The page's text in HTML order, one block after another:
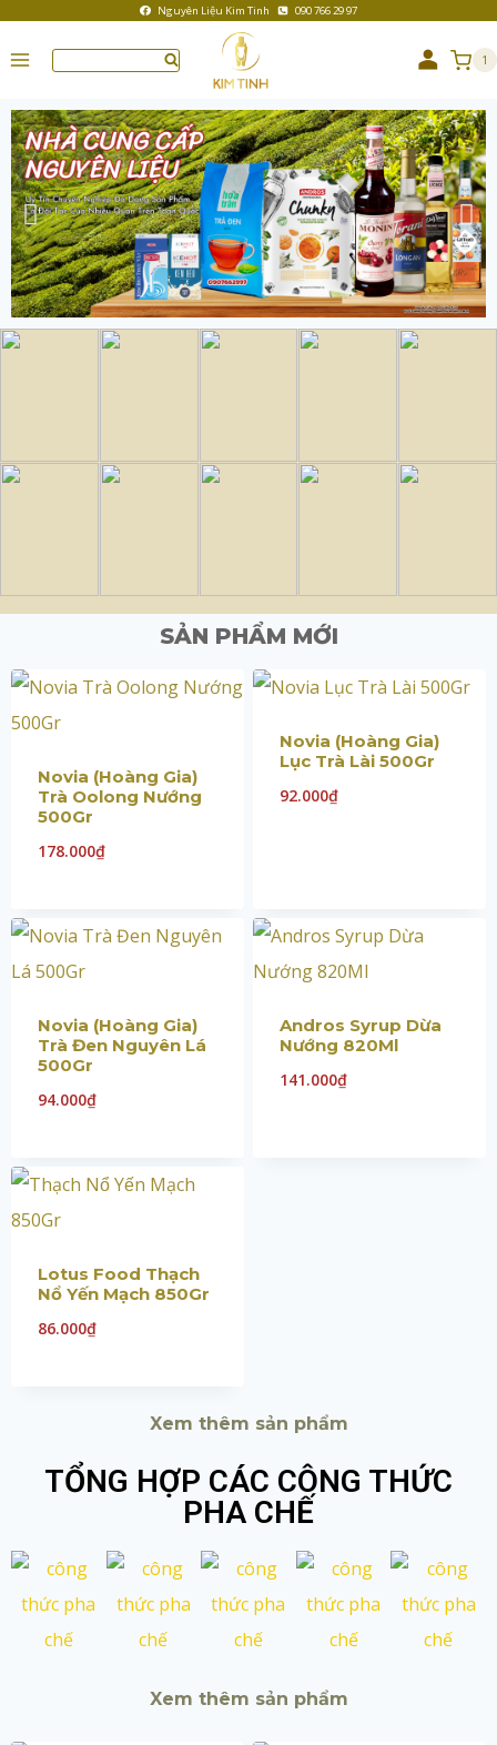
Nguyên Liệu Kim Tinh 090 766 29 97
1
SẢN PHẨM MỚI
Novia (Hoàng Gia)
Trà Oolong Nướng
500Gr
178.000₫
Novia (Hoàng Gia)
Lục Trà Lài 500Gr
92.000₫
Novia (Hoàng Gia)
Trà Đen Nguyên Lá
500Gr
94.000₫
Andros Syrup Dừa
Nướng 820Ml
141.000₫
Lotus Food Thạch
Nổ Yến Mạch 850Gr
86.000₫
Xem thêm sản phẩm
TỔNG HỢP CÁC CÔNG THỨC
PHA CHẾ
Xem thêm sản phẩm